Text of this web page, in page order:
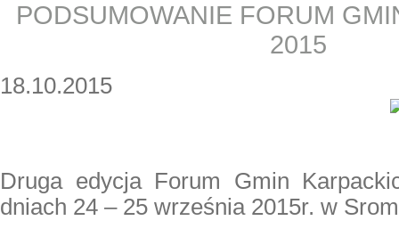
PODSUMOWANIE FORUM
2015
18.10.2015
Druga edycja Forum Gmin
dniach 24 – 25 września 2015r. w